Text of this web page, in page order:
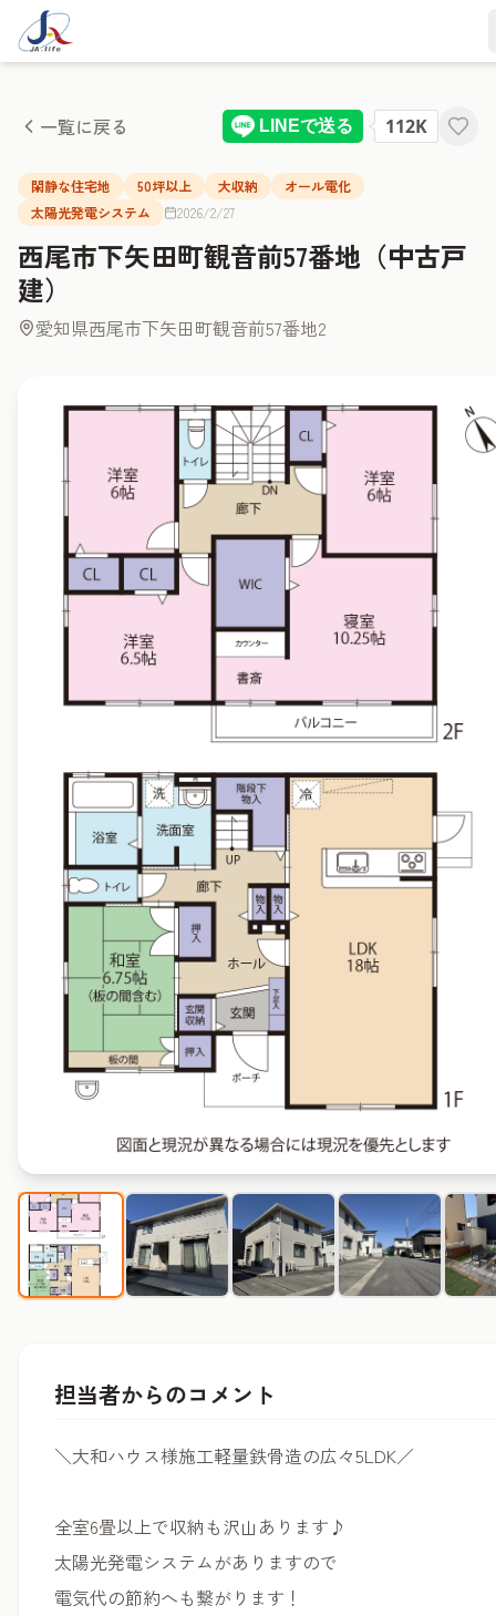
一覧に戻る
閑静な住宅地 50坪以上 大収納
オール電化
太陽光発電システム
2026/2/27
西尾市下矢田町観音前57番地（中古戸
建）
愛知県西尾市下矢田町観音前57番地2
担当者からのコメント
＼大和ハウス様施工軽量鉄骨造の広々5LDK／
全室6畳以上で収納も沢山あります♪
太陽光発電システムがありますので
電気代の節約へも繋がります！